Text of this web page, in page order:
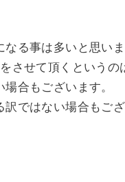
る事は多いと思い
させて頂くという
合もございます。
ではない場合もご